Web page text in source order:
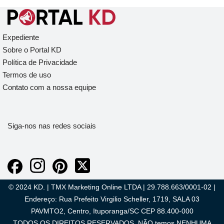
Expediente
Sobre o Portal KD
Política de Privacidade
Termos de uso
Contato com a nossa equipe
Siga-nos nas redes sociais
© 2024 KD. | TMX Marketing Online LTDA | 29.788.663/0001-02 |
Endereço: Rua Prefeito Virgilio Scheller, 1719, SALA 03
PAVMTO2, Centro, Ituporanga/SC CEP 88.400-000